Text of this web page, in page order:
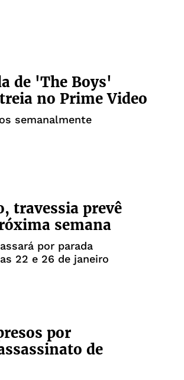
de 'The Boys'
no Prime Video
semanalmente
travessia prevê
semana
por parada
22 e 26 de janeiro
por
de